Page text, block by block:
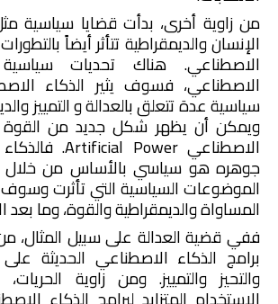
من زاوية أخرى، بدأت قضايا سياسية
الإنسان والديمقراطية تتأثر أيضاً
الاصطناعي. هناك تحديات سياسية
الاصطناعي، فسوف يثير الذكاء
سياسية عدة تتعلق بالعدالة و التمييز
ويمكن أن يظهر شكل جديد من
الاصطناعيArtificial Power
.
جوهره هو سياسي بالأساس من خلال
الموضوعات السياسية التي تأثرت وسوف
المساواة والديمقراطية والقوة، وما بعد
ففي قضية العدالة على سبيل المثال،
برامج الذكاء الاصطناعي الحديثة على
والتحيز والتمييز. ومن زاوية